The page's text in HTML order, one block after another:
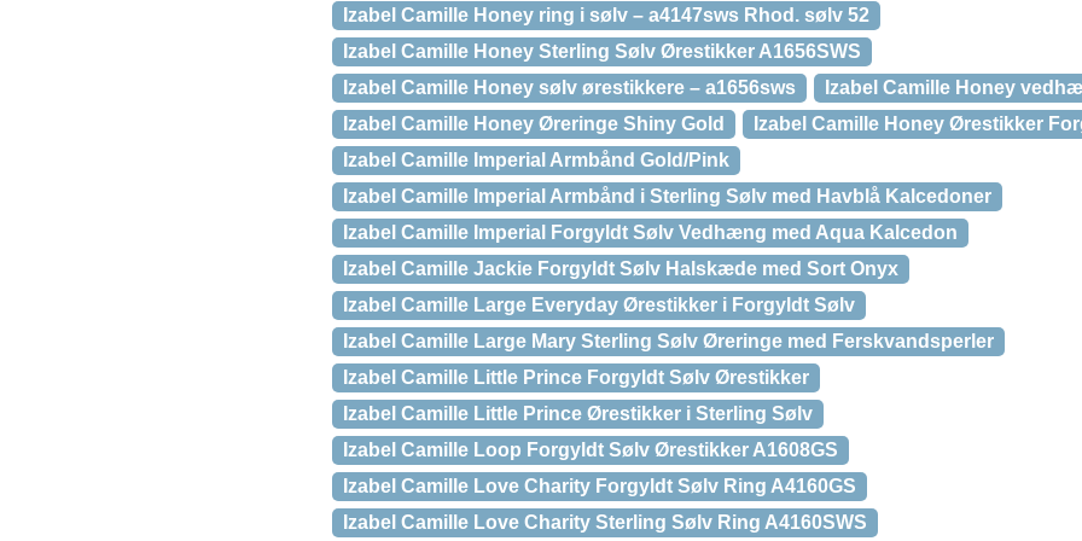
Izabel Camille Honey ring i sølv – a4147sws Rhod. sølv 52
Izabel Camille Honey Sterling Sølv Ørestikker A1656SWS
Izabel Camille Honey sølv ørestikkere – a1656sws
Izabel Camille Honey
Izabel Camille Honey Øreringe Shiny Gold
Izabel Camille Honey Ørestikker
Izabel Camille Imperial Armbånd Gold/Pink
Izabel Camille Imperial Armbånd i Sterling Sølv med Havblå Kalcedoner
Izabel Camille Imperial Forgyldt Sølv Vedhæng med Aqua Kalcedon
Izabel Camille Jackie Forgyldt Sølv Halskæde med Sort Onyx
Izabel Camille Large Everyday Ørestikker i Forgyldt Sølv
Izabel Camille Large Mary Sterling Sølv Øreringe med Ferskvandsperler
Izabel Camille Little Prince Forgyldt Sølv Ørestikker
Izabel Camille Little Prince Ørestikker i Sterling Sølv
Izabel Camille Loop Forgyldt Sølv Ørestikker A1608GS
Izabel Camille Love Charity Forgyldt Sølv Ring A4160GS
Izabel Camille Love Charity Sterling Sølv Ring A4160SWS